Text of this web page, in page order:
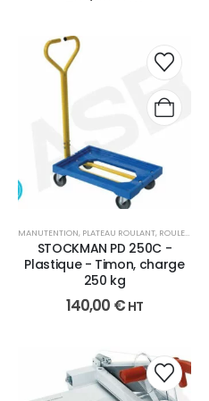
MANUTENTION, PLATEAU ROULANT, ROULEUR EN CLAIRE VOIE
STOCKMAN PD 250C -
Plastique - Timon, charge
250 kg
140,00 € HT